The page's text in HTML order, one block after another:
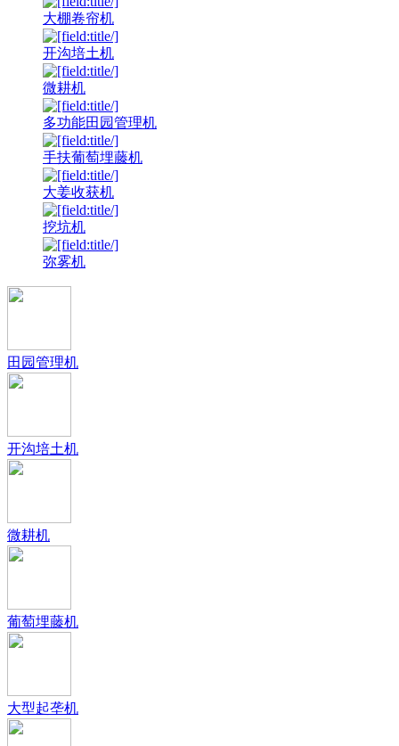
大棚卷帘机
开沟培土机
微耕机
多功能田园管理机
手扶葡萄埋藤机
大姜收获机
挖坑机
弥雾机
田园管理机
开沟培土机
微耕机
葡萄埋藤机
大型起垄机